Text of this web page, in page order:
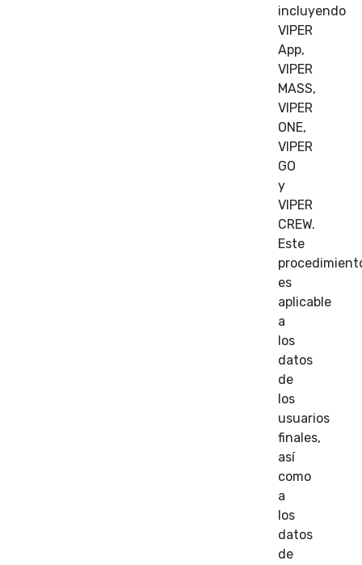
incluyendo
VIPER
App,
VIPER
MASS,
VIPER
ONE,
VIPER
GO
y
VIPER
CREW.
Este
es
aplicable
a
los
datos
de
los
usuarios
finales,
así
como
a
los
datos
de